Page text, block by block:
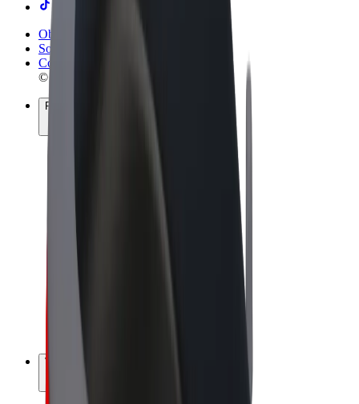
Obchodní podmínky
Soukromí
Cookies
© 2026 Bolt Technology OÜ
Produkty
Bolt Drive
Bolt for Business
E-kola
Bolt Plus
Vydělávejte s Boltem